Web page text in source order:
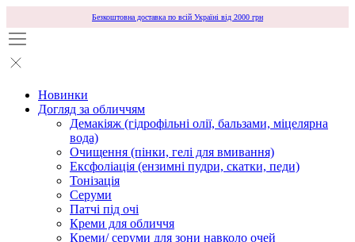
Безкоштовна доставка по всій Україні від 2000 грн
Новинки
Догляд за обличчям
Демакіяж (гідрофільні олії, бальзами, міцелярна
вода)
Очищення (пінки, гелі для вмивання)
Ексфоліація (ензимні пудри, скатки, педи)
Тонізація
Серуми
Патчі під очі
Креми для обличчя
Креми/ серуми для зони навколо очей